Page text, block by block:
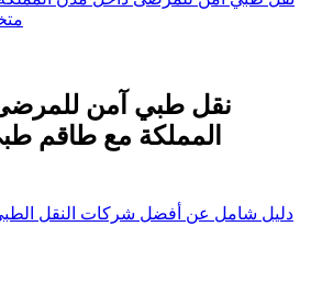
نقل طبي آمن
المملكة مع طاقم